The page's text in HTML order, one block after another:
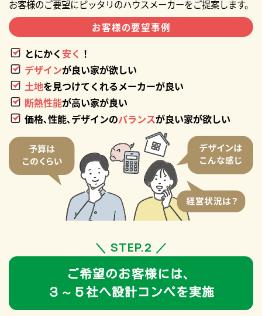
お客様のご要望にピッタリのハウスメーカーをご提案します。
お客様の要望事例
とにかく 安く ！
デザインが良い家が欲しい
土地を見つけてくれるメーカーが良い
断熱性能が高い家が良い
価格､性能､デザインのバランスが良い家が欲しい
＼ STEP.2 ／
ご希望のお客様には、
３～５社へ設計コンペを実施